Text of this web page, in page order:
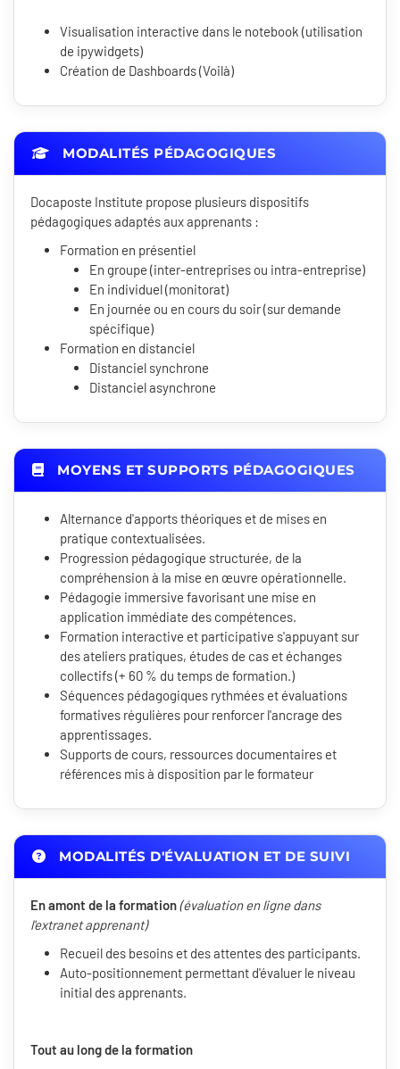
Visualisation interactive dans le notebook (utilisation
de ipywidgets)
Création de Dashboards (Voilà)
MODALITÉS PÉDAGOGIQUES
Docaposte Institute propose plusieurs dispositifs
pédagogiques adaptés aux apprenants :
Formation en présentiel
En groupe (inter-entreprises ou intra-entreprise)
En individuel (monitorat)
En journée ou en cours du soir (sur demande
spécifique)
Formation en distanciel
Distanciel synchrone
Distanciel asynchrone
MOYENS ET SUPPORTS PÉDAGOGIQUES
Alternance d'apports théoriques et de mises en
pratique contextualisées.
Progression pédagogique structurée, de la
compréhension à la mise en œuvre opérationnelle.
Pédagogie immersive favorisant une mise en
application immédiate des compétences.
Formation interactive et participative s'appuyant sur
des ateliers pratiques, études de cas et échanges
collectifs (+ 60 % du temps de formation.)
Séquences pédagogiques rythmées et évaluations
formatives régulières pour renforcer l'ancrage des
apprentissages.
Supports de cours, ressources documentaires et
références mis à disposition par le formateur
MODALITÉS D'ÉVALUATION ET DE SUIVI
En amont de la formation(évaluation en ligne dans
l'extranet apprenant)
Recueil des besoins et des attentes des participants.
Auto-positionnement permettant d'évaluer le niveau
initial des apprenants.
Tout au long de la formation